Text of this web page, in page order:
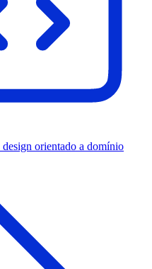
orientado a domínio